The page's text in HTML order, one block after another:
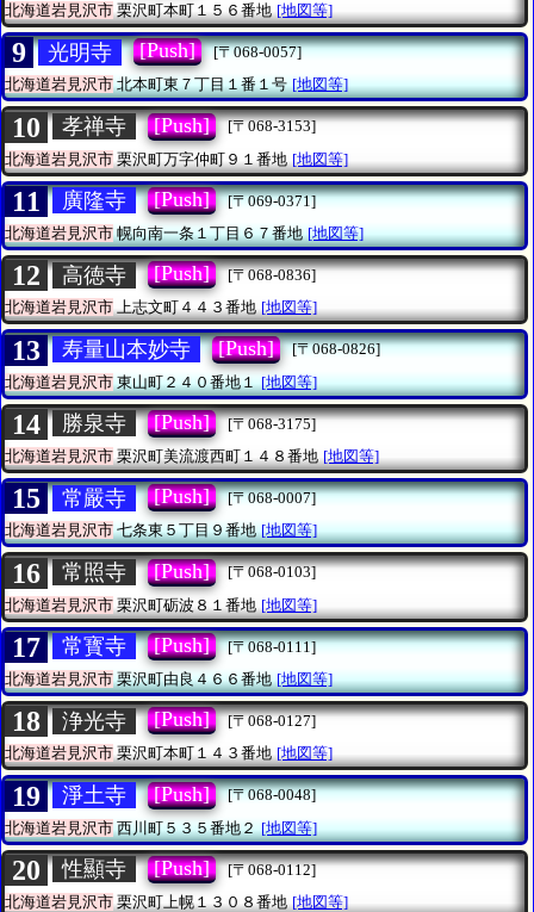
北海道岩見沢市栗沢町本町１５６番地 [地図等]
9 光明寺 [Push]
[〒068-0057]
北海道岩見沢市北本町東７丁目１番１号 [地図等]
10 孝禅寺 [Push]
[〒068-3153]
北海道岩見沢市 栗沢町万字仲町９１番地 [地図等]
11 廣隆寺 [Push]
[〒069-0371]
北海道岩見沢市幌向南一条１丁目６７番地 [地図等]
12 高徳寺 [Push]
[〒068-0836]
北海道岩見沢市上志文町４４３番地 [地図等]
13 寿量山本妙寺 [Push]
[〒068-0826]
北海道岩見沢市東山町２４０番地１ [地図等]
14 勝泉寺 [Push]
[〒068-3175]
北海道岩見沢市 栗沢町美流渡西町１４８番地 [地図等]
15 常嚴寺 [Push]
[〒068-0007]
北海道岩見沢市七条東５丁目９番地 [地図等]
16 常照寺 [Push]
[〒068-0103]
北海道岩見沢市 栗沢町砺波８１番地 [地図等]
17 常寳寺 [Push]
[〒068-0111]
北海道岩見沢市栗沢町由良４６６番地 [地図等]
18 浄光寺 [Push]
[〒068-0127]
北海道岩見沢市栗沢町本町１４３番地 [地図等]
19 淨土寺 [Push]
[〒068-0048]
北海道岩見沢市西川町５３５番地２ [地図等]
20 性顯寺 [Push]
[〒068-0112]
北海道岩見沢市 栗沢町上幌１３０８番地 [地図等]